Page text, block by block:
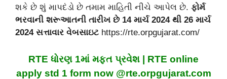
શકે છે શું માપદંડો છે તમામ માહિતી નીચે આપેલ છે. ફોર્મ
ભરવાની શરૂઆતની તારીખ છે 14 માર્ચ 2024 થી 26 માર્ચ
2024 સત્તાવાર વેબસાઇટ https://rte.orpgujarat.com/
RTE ધોરણ 1માં મફત પ્રવેશ | RTE online
apply std 1 form now @rte.orpgujarat.com